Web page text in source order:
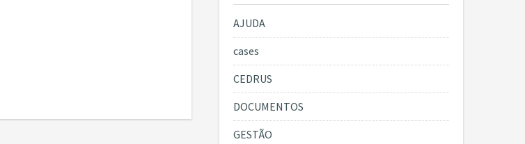
AJUDA
cases
CEDRUS
DOCUMENTOS
GESTÃO